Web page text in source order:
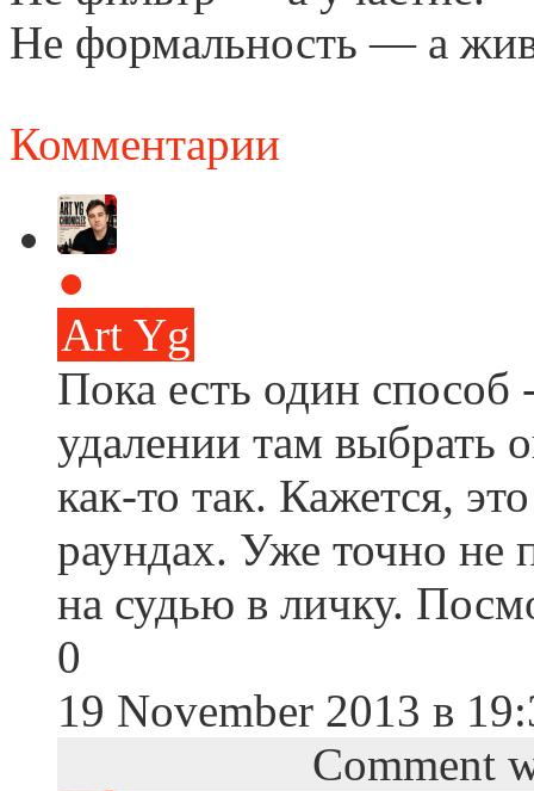
Не формальность — а
Комментарии
●
Art Yg
Пока есть один способ
удалении там выбрать
как-то так. Кажется,
раундах. Уже точно
на судью в личку.
0
19 November 2013 в
Comment